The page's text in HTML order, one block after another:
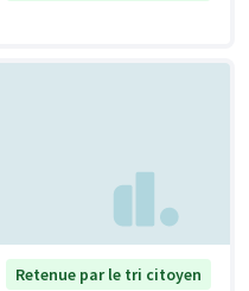
Retenue par le tri citoyen